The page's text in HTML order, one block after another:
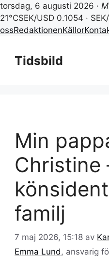
torsdag, 6 augusti 2026 ·
21°CSEK/USD 0.1054 ·
ossRedaktionenKällor
innehållTidsbild
Min
Christine
familj
7 maj 2026, 15:18 av
Emma Lund , ansvarig